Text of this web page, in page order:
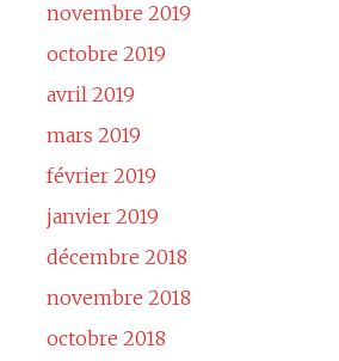
novembre 2019
octobre 2019
avril 2019
mars 2019
février 2019
janvier 2019
décembre 2018
novembre 2018
octobre 2018